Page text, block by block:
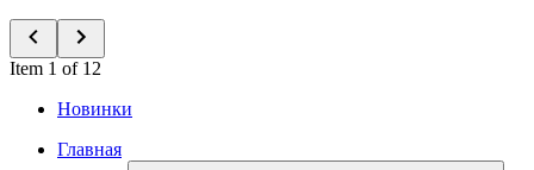
Item 1 of 12
Новинки
Главная